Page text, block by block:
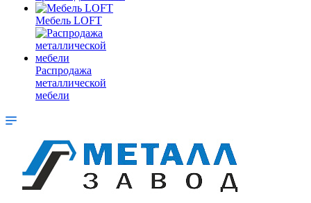
Мебель LOFT
Распродажа
металлической
мебели